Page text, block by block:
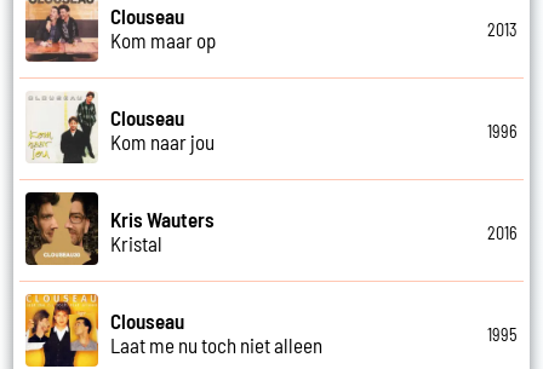
Clouseau
Kom maar op
2013
Clouseau
Kom naar jou
1996
Kris Wauters
Kristal
2016
Clouseau
Laat me nu toch niet alleen
1995